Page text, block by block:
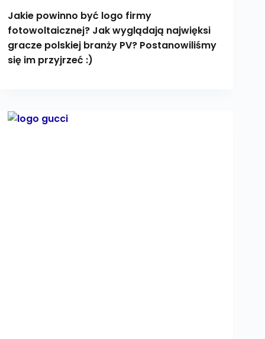
Jakie powinno być logo firmy
fotowoltaicznej? Jak wyglądają najwięksi
gracze polskiej branży PV? Postanowiliśmy
się im przyjrzeć :)